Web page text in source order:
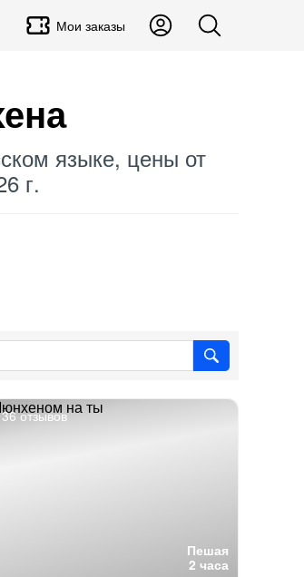
Мои заказы
языке, цены от
г.
Пешая
2 часа
36 отзывов